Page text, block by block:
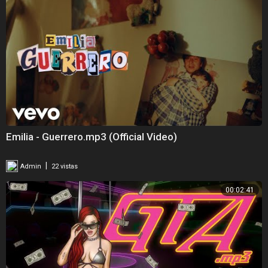
Emilia - Guerrero.mp3 (Official Video)
Admin | 22 vistas
00:02:41